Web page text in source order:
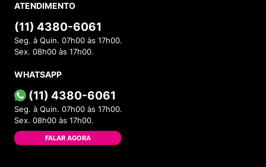
ATENDIMENTO
(11) 4380-6061
Seg. à Quin. 07h00 às 17h00.
Sex. 08h00 às 17h00.
WHATSAPP
(11) 4380-6061
Seg. à Quin. 07h00 às 17h00.
Sex. 08h00 às 17h00.
FALAR AGORA